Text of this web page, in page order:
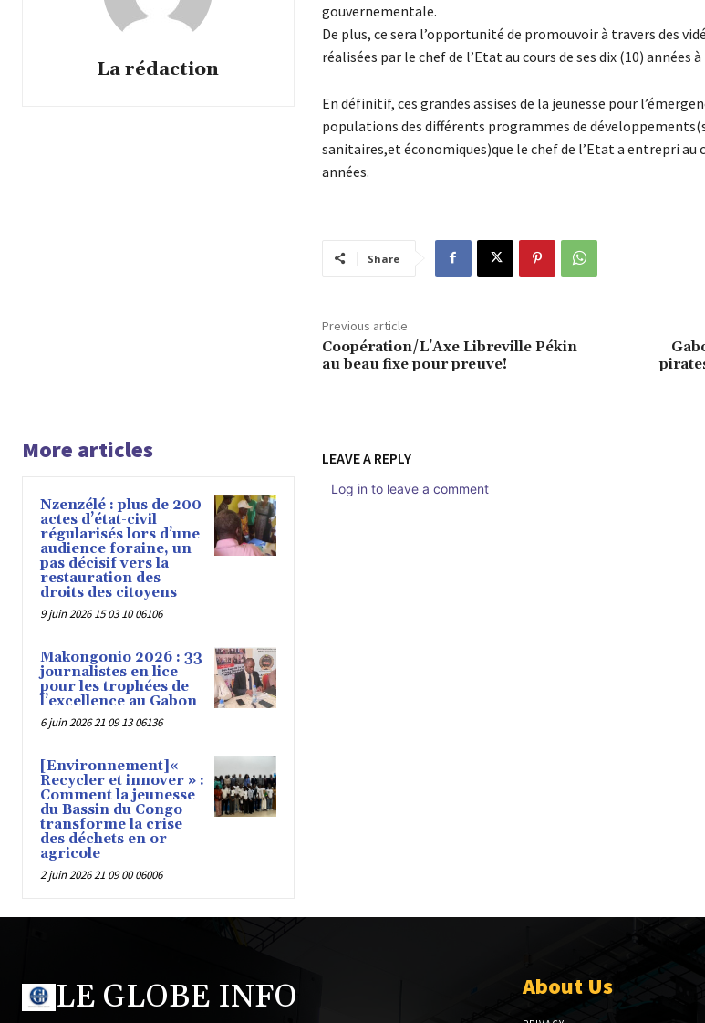
La rédaction
gouvernementale.
De plus, ce sera l’opportunité de promouvoir à travers des
réalisées par le chef de l’Etat au cours de ses dix (10) années
En définitif, ces grandes assises de la jeunesse pour
populations des différents programmes de
sanitaires,et économiques)que le chef de l’Etat a entrepri au
années.
Share
Previous article
Coopération/L’Axe Libreville Pékin
au beau fixe pour preuve!
More articles
Nzenzélé : plus de 200
actes d’état-civil
régularisés lors d’une
audience foraine, un
pas décisif vers la
restauration des
droits des citoyens
9 juin 2026 15 03 10 06106
Makongonio 2026 : 33
journalistes en lice
pour les trophées de
l’excellence au Gabon
6 juin 2026 21 09 13 06136
[Environnement]«
Recycler et innover » :
Comment la jeunesse
du Bassin du Congo
transforme la crise
des déchets en or
agricole
2 juin 2026 21 09 00 06006
LEAVE A REPLY
Log in to leave a comment
LE GLOBE INFO About Us